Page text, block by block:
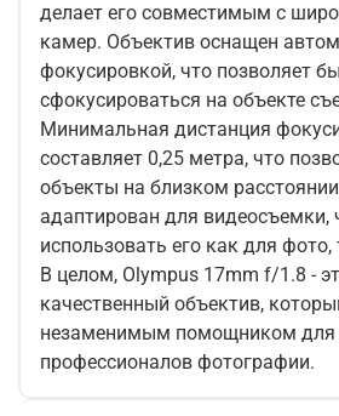
делает его совместимым с
камер. Объектив оснащен автоматической
фокусировкой, что позволяет
сфокусироваться на объекте
Минимальная дистанция
составляет 0,25 метра, что
объекты на близком расстоянии.
адаптирован для видеосъемки,
использовать его как для
В целом, Olympus 17mm f/1.8 -
качественный объектив,
незаменимым помощником для
профессионалов фотографии.